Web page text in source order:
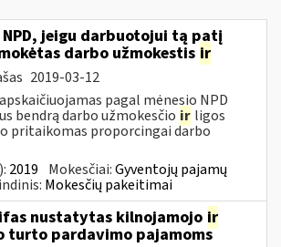
jeigu darbuotojui tą patį
darbo užmokestis ir
2019-03-12
pagal mėnesio NPD
bendrą darbo užmokesčio ir ligos
pritaikomas proporcingai darbo
2019 Mokesčiai:Gyventojų pajamų
Mokesčių pakeitimai
nustatytas kilnojamojo ir
turto pardavimo pajamoms